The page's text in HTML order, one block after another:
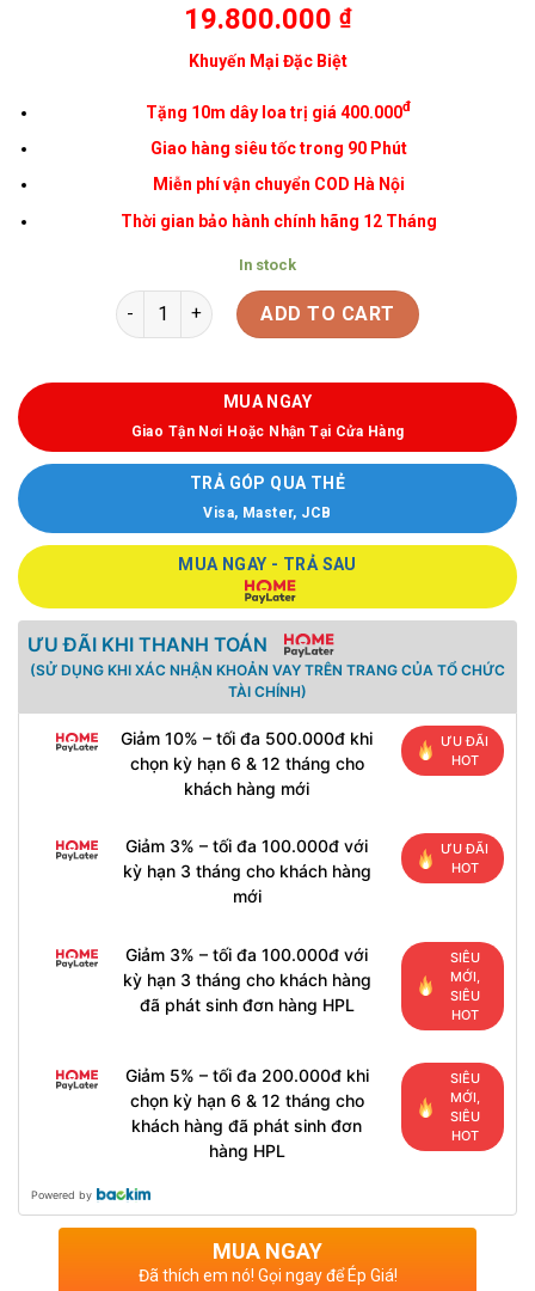
19.800.000 ₫
Khuyến Mại Đặc Biệt
Tặng 10m dây loa trị giá 400.000đ
Giao hàng siêu tốc trong 90 Phút
Miễn phí vận chuyển COD Hà Nội
Thời gian bảo hành chính hãng 12 Tháng
In stock
ADD TO CART
MUA NGAY
Giao Tận Nơi Hoặc Nhận Tại Cửa Hàng
TRẢ GÓP QUA THẺ
Visa, Master, JCB
MUA NGAY - TRẢ SAU
ƯU ĐÃI KHI THANH TOÁN
(SỬ DỤNG KHI XÁC NHẬN KHOẢN VAY TRÊN TRANG CỦA TỔ CHỨC
TÀI CHÍNH)
Giảm 10% – tối đa 500.000đ khi
chọn kỳ hạn 6 & 12 tháng cho
khách hàng mới
ƯU ĐÃI
HOT
Giảm 3% – tối đa 100.000đ với
kỳ hạn 3 tháng cho khách hàng
mới
ƯU ĐÃI
HOT
Giảm 3% – tối đa 100.000đ với
kỳ hạn 3 tháng cho khách hàng
đã phát sinh đơn hàng HPL
SIÊU
MỚI,
SIÊU
HOT
Giảm 5% – tối đa 200.000đ khi
chọn kỳ hạn 6 & 12 tháng cho
khách hàng đã phát sinh đơn
hàng HPL
SIÊU
MỚI,
SIÊU
HOT
Powered by
MUA NGAY
Đã thích em nó! Gọi ngay để Ép Giá!